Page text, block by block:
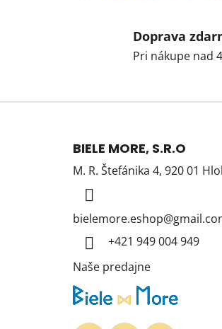
Doprava
Pri nákupe nad
BIELE MORE, S.R.O
M. R. Štefánika 4, 920 01
bielemore.eshop@
+421 949 004 949
Naše predajne